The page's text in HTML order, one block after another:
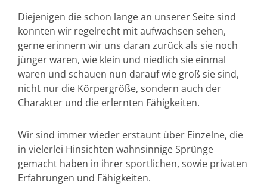
Diejenigen die schon lange an unserer Seite sind
konnten wir regelrecht mit aufwachsen sehen,
gerne erinnern wir uns daran zurück als sie noch
jünger waren, wie klein und niedlich sie einmal
waren und schauen nun darauf wie groß sie sind,
nicht nur die Körpergröße, sondern auch der
Charakter und die erlernten Fähigkeiten.
Wir sind immer wieder erstaunt über Einzelne, die
in vielerlei Hinsichten wahnsinnige Sprünge
gemacht haben in ihrer sportlichen, sowie privaten
Erfahrungen und Fähigkeiten.